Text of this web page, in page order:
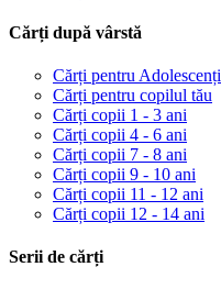
Cărți după vârstă
Cărți pentru Adolescenți
Cărți pentru copilul tău
Cărți copii 1 - 3 ani
Cărți copii 4 - 6 ani
Cărți copii 7 - 8 ani
Cărți copii 9 - 10 ani
Cărți copii 11 - 12 ani
Cărți copii 12 - 14 ani
Serii de cărți